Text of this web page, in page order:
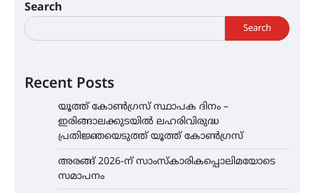
Search
Search
Recent Posts
യൂത്ത് കോൺഗ്രസ്‌ സ്ഥാപക ദിനം –
ഇരിങ്ങാലക്കുടയിൽ ലഹരിവിരുദ്ധ
പ്രതിജ്ഞയെടുത്ത് യൂത്ത് കോൺഗ്രസ്
അരങ്ങ് 2026-ന് സാംസ്കാരികപ്പൊലിമയോടെ
സമാപനം